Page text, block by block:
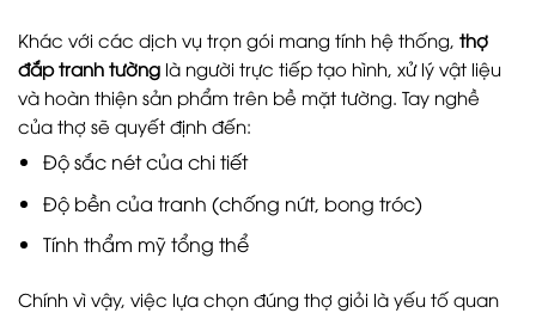
Khác với các dịch vụ trọn gói mang tính hệ thống, thợ
đắp tranh tường là người trực tiếp tạo hình, xử lý vật liệu
và hoàn thiện sản phẩm trên bề mặt tường. Tay nghề
của thợ sẽ quyết định đến:
Độ sắc nét của chi tiết
Độ bền của tranh (chống nứt, bong tróc)
Tính thẩm mỹ tổng thể
Chính vì vậy, việc lựa chọn đúng thợ giỏi là yếu tố quan